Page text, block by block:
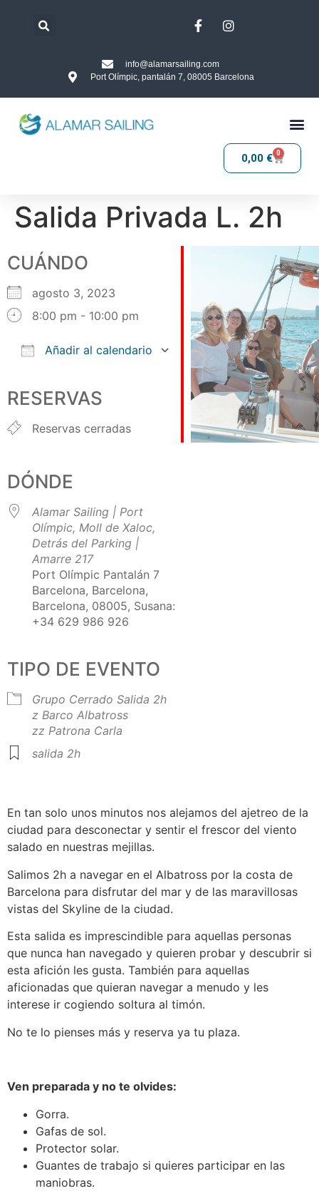
info@alamarsailing.com
Port Olímpic, pantalán 7, 08005 Barcelona
0,00 € 0
Salida Privada L. 2h
CUÁNDO
agosto 3, 2023
8:00 pm - 10:00 pm
Añadir al calendario
Office 365Outlook Live
RESERVAS
Reservas cerradas
DÓNDE
Alamar Sailing | Port
Olímpic, Moll de Xaloc,
Detrás del Parking |
Amarre 217
Port Olímpic Pantalán 7
Barcelona, Barcelona,
Barcelona, 08005, Susana:
+34 629 986 926
TIPO DE EVENTO
Grupo Cerrado Salida 2h
z Barco Albatross
zz Patrona Carla
salida 2h
En tan solo unos minutos nos alejamos del ajetreo de la
ciudad para desconectar y sentir el frescor del viento
salado en nuestras mejillas.
Salimos 2h a navegar en el Albatross por la costa de
Barcelona para disfrutar del mar y de las maravillosas
vistas del Skyline de la ciudad.
Esta salida es imprescindible para aquellas personas
que nunca han navegado y quieren probar y descubrir si
esta afición les gusta. También para aquellas
aficionadas que quieran navegar a menudo y les
interese ir cogiendo soltura al timón.
No te lo pienses más y reserva ya tu plaza.
Ven preparada y no te olvides:
Gorra.
Gafas de sol.
Protector solar.
Guantes de trabajo si quieres participar en las
maniobras.